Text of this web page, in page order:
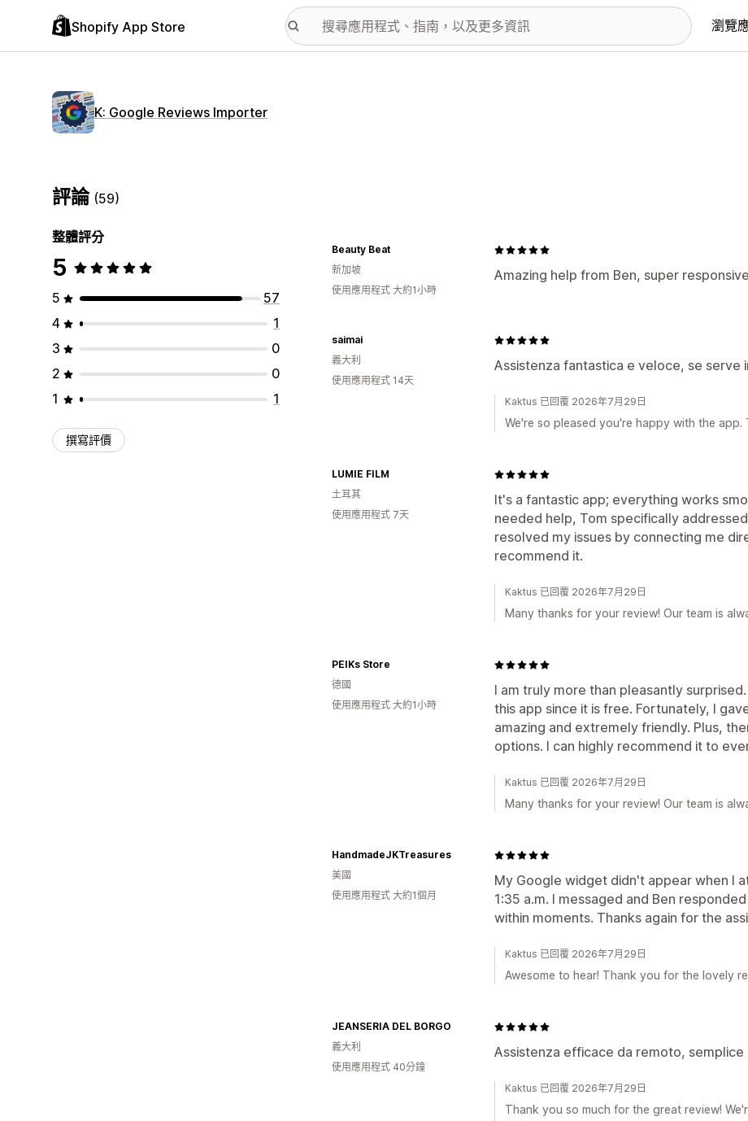
Shopify App Store 瀏覽
K: Google Reviews Importer
評論 (59)
整體評分
5
5
57
4
1
3
0
2
0
1
1
撰寫評價
Amazing help from Ben, super
Beauty Beat
新加坡
使用應用程式 大約1小時
Assistenza fantastica e veloce, se
saimai
義大利
使用應用程式 14天
Kaktus 已回覆 2026年7月29日
We're so pleased you're happy with the
It's a fantastic app; everything works
needed help, Tom specifically
resolved my issues by connecting me
recommend it.
LUMIE FILM
土耳其
使用應用程式 7天
Kaktus 已回覆 2026年7月29日
Many thanks for your review! Our team is
I am truly more than pleasantly
this app since it is free. Fortunately, I
amazing and extremely friendly. Plus,
options. I can highly recommend it to
PEIKs Store
德國
使用應用程式 大約1小時
Kaktus 已回覆 2026年7月29日
Many thanks for your review! Our team is
My Google widget didn't appear when I
1:35 a.m. I messaged and Ben
within moments. Thanks again for the
HandmadeJKTreasures
美國
使用應用程式 大約1個月
Kaktus 已回覆 2026年7月29日
Awesome to hear! Thank you for the lovely
Assistenza efficace da remoto,
JEANSERIA DEL BORGO
義大利
使用應用程式 40分鐘
Kaktus 已回覆 2026年7月29日
Thank you so much for the great review!